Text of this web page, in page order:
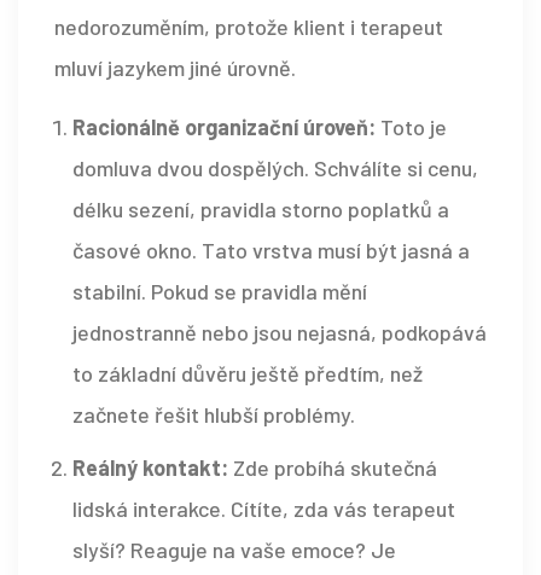
nedorozuměním, protože klient i terapeut
mluví jazykem jiné úrovně.
Racionálně organizační úroveň: Toto je
domluva dvou dospělých. Schválíte si cenu,
délku sezení, pravidla storno poplatků a
časové okno. Tato vrstva musí být jasná a
stabilní. Pokud se pravidla mění
jednostranně nebo jsou nejasná, podkopává
to základní důvěru ještě předtím, než
začnete řešit hlubší problémy.
Reálný kontakt: Zde probíhá skutečná
lidská interakce. Cítíte, zda vás terapeut
slyší? Reaguje na vaše emoce? Je